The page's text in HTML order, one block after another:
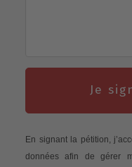
Je
En signant la pétition,
données afin de gérer